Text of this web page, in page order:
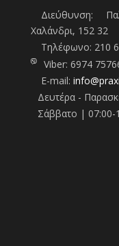
Διεύθυνση:
Χαλάνδρι, 152 32
Τηλέφωνo: 210
Viber: 6974
E-mail:
Δευτέρα -
Σάββατο | 07:00-